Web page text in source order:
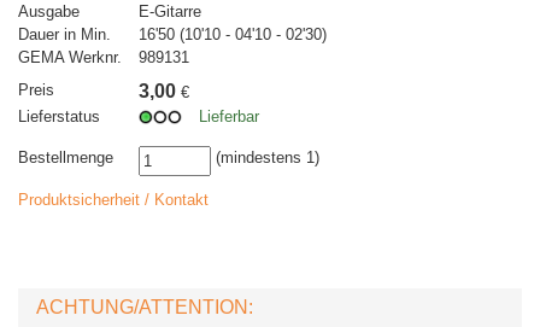
Ausgabe
E-Gitarre
Dauer in Min.
16'50 (10'10 - 04'10 - 02'30)
GEMA Werknr.
989131
Preis
3,00 €
Lieferstatus
Lieferbar
Bestellmenge (mindestens 1)
Produktsicherheit / Kontakt
ACHTUNG/ATTENTION: